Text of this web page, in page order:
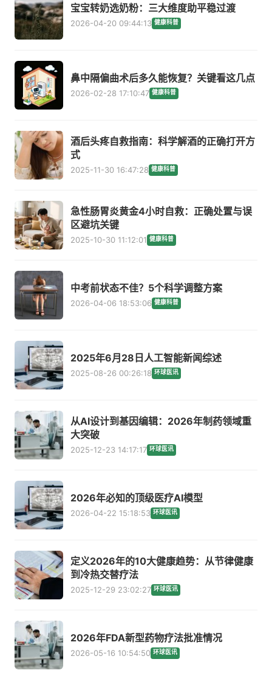
宝宝转奶选奶粉：三大维度助平稳过渡
2026-04-20 09:44:13 健康科普
鼻中隔偏曲术后多久能恢复？关键看这几点
2026-02-28 17:10:47 健康科普
酒后头疼自救指南：科学解酒的正确打开方
式
2025-11-30 16:47:28 健康科普
急性肠胃炎黄金4小时自救：正确处置与误
区避坑关键
2025-10-30 11:12:01 健康科普
中考前状态不佳？5个科学调整方案
2026-04-06 18:53:06 健康科普
2025年6月28日人工智能新闻综述
2025-08-26 00:26:18 环球医讯
从AI设计到基因编辑：2026年制药领域重
大突破
2025-12-23 14:17:17 环球医讯
2026年必知的顶级医疗AI模型
2026-04-22 15:18:53 环球医讯
定义2026年的10大健康趋势：从节律健康
到冷热交替疗法
2025-12-29 23:02:27 环球医讯
2026年FDA新型药物疗法批准情况
2026-05-16 10:54:50 环球医讯